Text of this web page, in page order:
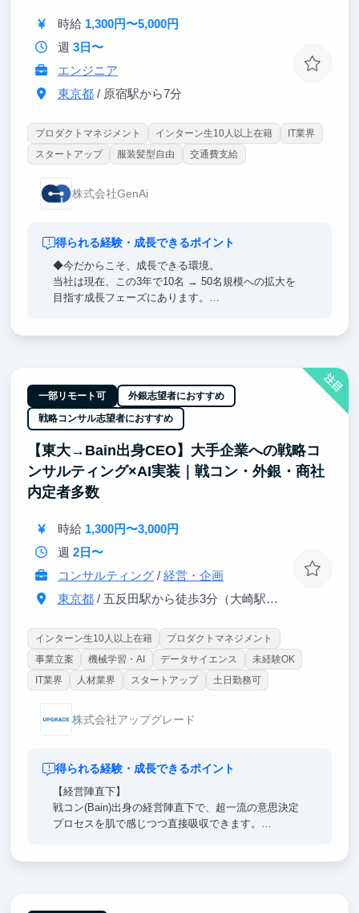
事業が生まれる・伸びる瞬間を一緒に楽しめる仲間を
お待ちしています！
時給 1,300円〜5,000円
週 3日〜
エンジニア
東京都/ 原宿駅から7分
プロダクトマネジメント インターン生10人以上在籍
IT業界
スタートアップ
服装髪型自由 交通費支給
株式会社GenAi
得られる経験・成長できるポイント
◆今だからこそ、成長できる環境。
当社は現在、この3年で10名 → 50名規模への拡大を
目指す成長フェーズにあります。
◆ 自分の手で価値を生み出す力を元に、起業も視野
に。
フロントからバックエンド、インフラ、生成AIの活用
まで─
開発環境には最新のAIを導入しており、「最先端×実
践」で学べるのが特長です。
実際に経験を糧に起業した卒業生もいます。
"自分の手で価値を生み出す力" を本気で身につけたい
人はぜひ。
注目
一部リモート可 外銀志望者におすすめ
戦略コンサル志望者におすすめ
【東大→Bain出身CEO】大手企業への戦略コ
ンサルティング×AI実装｜戦コン・外銀・商社
内定者多数
時給 1,300円〜3,000円
週 2日〜
コンサルティング/ 経営・企画
東京都/ 五反田駅から徒歩3分（大崎駅から徒歩8分）
インターン生10人以上在籍
プロダクトマネジメント
事業立案
機械学習・AI データサイエンス
未経験OK
IT業界
人材業界 スタートアップ 土日勤務可
株式会社アップグレード
得られる経験・成長できるポイント
【経営陣直下】
戦コン(Bain)出身の経営陣直下で、超一流の意思決定
プロセスを肌で感じつつ直接吸収できます。